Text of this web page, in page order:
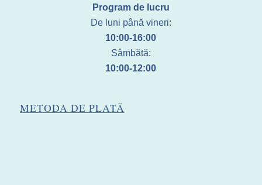
Program de lucru
De luni până vineri:
10:00-16:00
Sâmbătă:
10:00-12:00
METODA DE PLATĂ